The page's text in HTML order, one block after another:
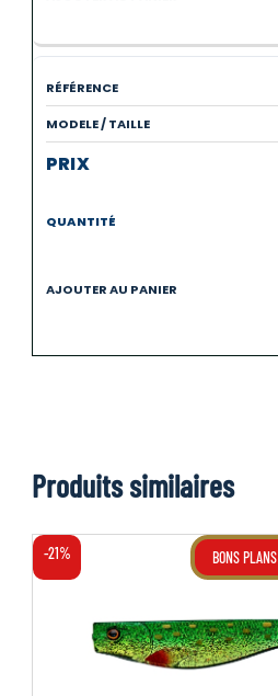
Produits similaires
-21% BONS PLANS